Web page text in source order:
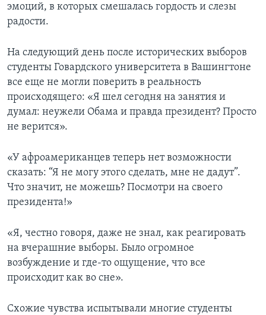
эмоций, в которых смешалась гордость и слезы
радости.
На следующий день после исторических выборов
студенты Говардского университета в Вашингтоне
все еще не могли поверить в реальность
происходящего: «Я шел сегодня на занятия и
думал: неужели Обама и правда президент? Просто
не верится».
«У афроамериканцев теперь нет возможности
сказать: “Я не могу этого сделать, мне не дадут”.
Что значит, не можешь? Посмотри на своего
президента!»
«Я, честно говоря, даже не знал, как реагировать
на вчерашние выборы. Было огромное
возбуждение и где-то ощущение, что все
происходит как во сне».
Схожие чувства испытывали многие студенты